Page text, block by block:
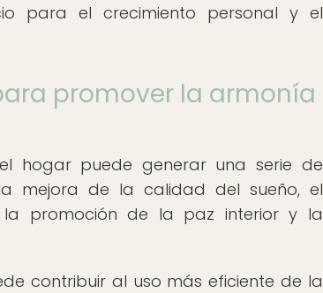
para el crecimiento personal y el
promover la armonía
hogar puede generar una serie de
la mejora de la calidad del sueño, el
promoción de la paz interior y la
contribuir al uso más eficiente de la